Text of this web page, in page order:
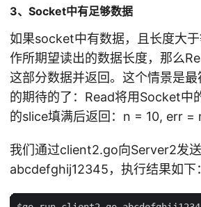
3、Socket中有足够数据
如果socket中有数据，且长度大
作所期望读出的数据长度，那么
这部分数据并返回。这个情景是
的期待的了：Read将用Socket中
的slice填满后返回：n = 10, err =
我们通过client2.go向Server2发送
abcdefghij12345，执行结果如下：